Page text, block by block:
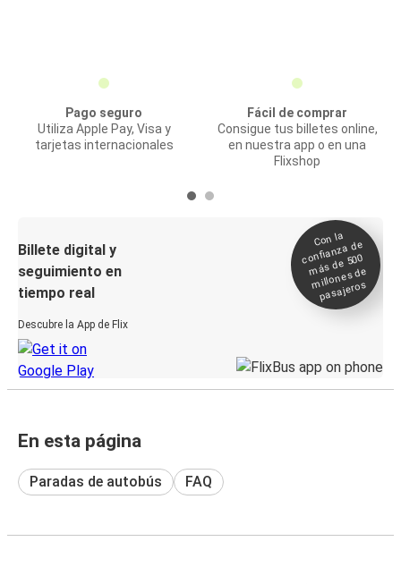
Pago seguro
Utiliza Apple Pay, Visa y
tarjetas internacionales
Fácil de comprar
Consigue tus billetes online,
en nuestra app o en una
Flixshop
Billete digital y
seguimiento en
tiempo real
Descubre la App de Flix
Con la
confianza de
más de 500
millones de
pasajeros
En esta página
Paradas de autobús FAQ